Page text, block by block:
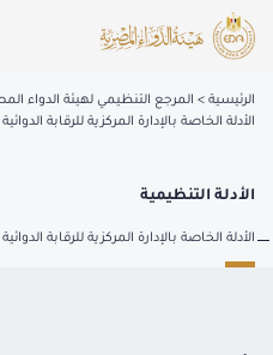
الرئيسية المرجع التنظيمي لهيئة الدواء
الأدلة الخاصة بالإدارة المركزية للرقابة الدوائية
الأدلة التنظيمية
الأدلة الخاصة بالإدارة المركزية للرقابة الدوائية